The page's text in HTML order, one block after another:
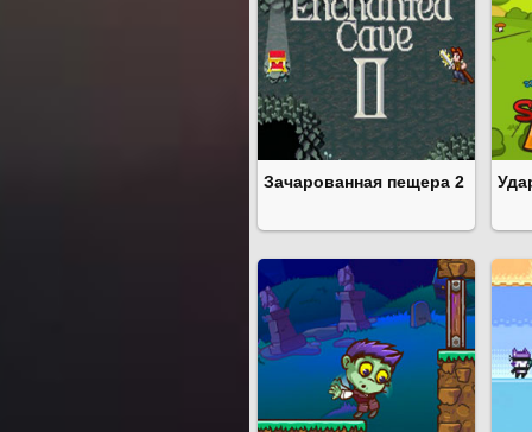
Зачарованная пещера 2